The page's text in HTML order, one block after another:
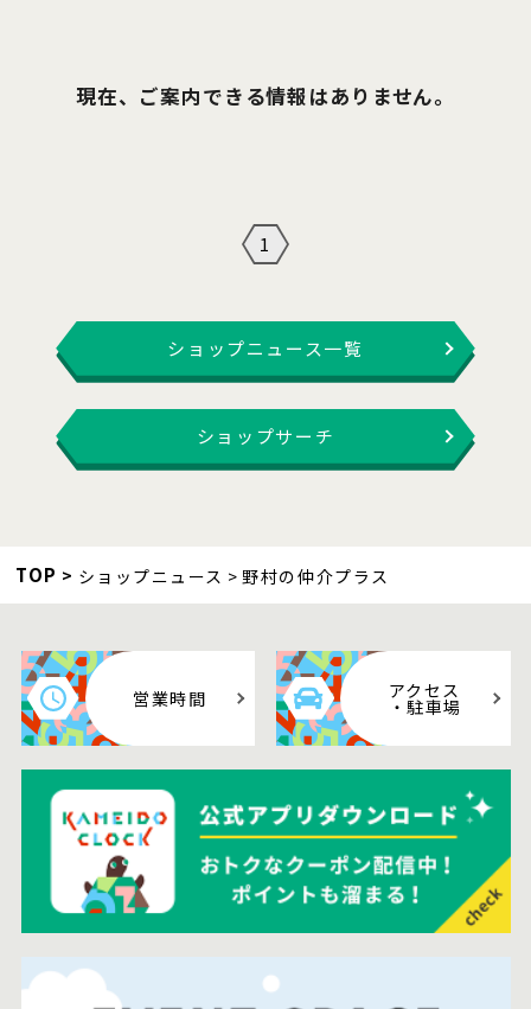
現在、ご案内できる情報はありません。
1
ショップニュース一覧
ショップサーチ
TOP ショップニュース 野村の仲介プラス
営業時間 アクセス
・駐車場